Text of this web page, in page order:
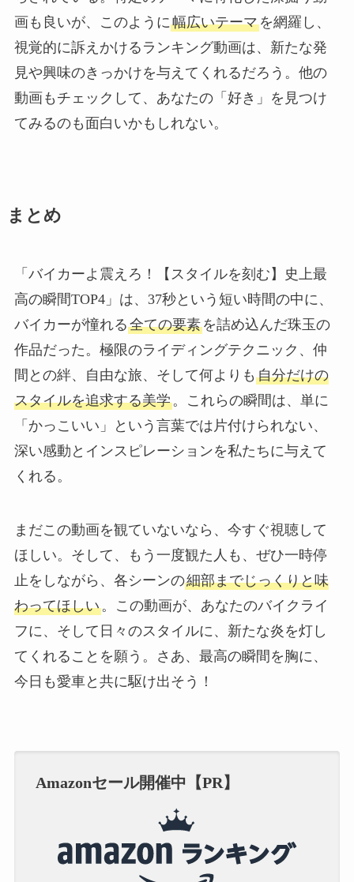
画も良いが、このように幅広いテーマを網羅し、
視覚的に訴えかけるランキング動画は、新たな発
見や興味のきっかけを与えてくれるだろう。他の
動画もチェックして、あなたの「好き」を見つけ
てみるのも面白いかもしれない。
まとめ
「バイカーよ震えろ！【スタイルを刻む】史上最
高の瞬間TOP4」は、37秒という短い時間の中に、
バイカーが憧れる全ての要素を詰め込んだ珠玉の
作品だった。極限のライディングテクニック、仲
間との絆、自由な旅、そして何よりも 自分だけの
スタイルを追求する美学。これらの瞬間は、単に
「かっこいい」という言葉では片付けられない、
深い感動とインスピレーションを私たちに与えて
くれる。
まだこの動画を観ていないなら、今すぐ視聴して
ほしい。そして、もう一度観た人も、ぜひ一時停
止をしながら、各シーンの細部までじっくりと味
わってほしい。この動画が、あなたのバイクライ
フに、そして日々のスタイルに、新たな炎を灯し
てくれることを願う。さあ、最高の瞬間を胸に、
今日も愛車と共に駆け出そう！
Amazonセール開催中【PR】